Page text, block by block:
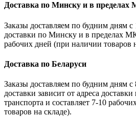
Доставка по Минску и в
Заказы доставляем по будним дням
доставки по Минску и в пределах
рабочих дней (при наличии товаров
Доставка по Беларуси
Заказы доставляем по будним дням
доставки зависит от адреса
транспорта и составляет 7-10
товаров на складе).